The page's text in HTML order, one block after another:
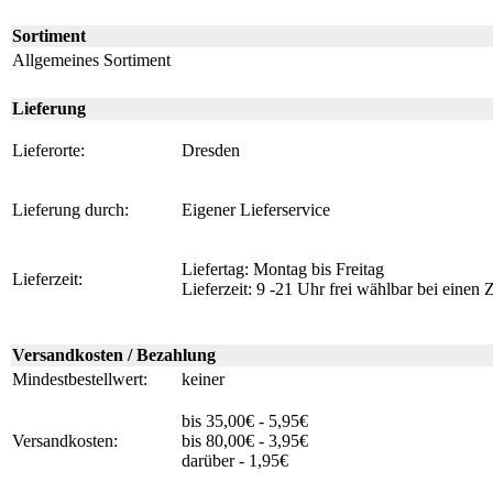
Sortiment
Allgemeines Sortiment
Lieferung
Lieferorte: Dresden
Lieferung durch: Eigener Lieferservice
Lieferzeit:
Liefertag: Montag bis Freitag
Lieferzeit: 9 -21 Uhr frei wählbar bei einen
Versandkosten / Bezahlung
Mindestbestellwert:
keiner
Versandkosten:
bis 35,00€ - 5,95€
bis 80,00€ - 3,95€
darüber - 1,95€